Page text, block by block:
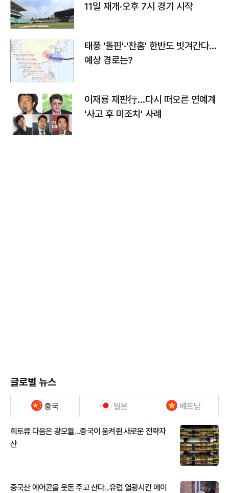
11일 재개·오후 7시 경기 시작
태풍 '돌핀'·'찬홈' 한반도 빗겨간다…
예상 경로는?
이재룡 재판行…다시 떠오른 연예계
'사고 후 미조치' 사례
글로벌 뉴스
중국 일본 베트남
희토류 다음은 광모듈…중국이 움켜쥔 새로운 전략자
산
중국산 에어콘을 웃돈 주고 산다...유럽 열광시킨 메이